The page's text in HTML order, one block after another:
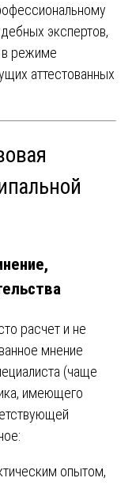
экспертов,
режиме
аттестованных
расчет и не
мнение
(чаще
имеющего
опытом,